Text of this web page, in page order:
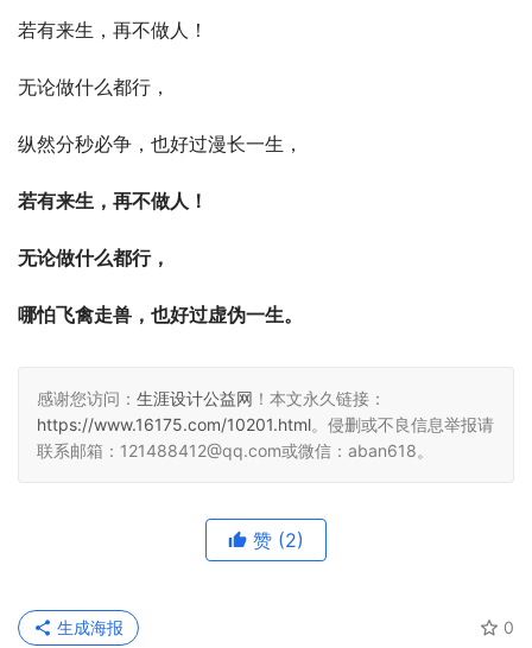
若有来生，再不做人！
无论做什么都行，
纵然分秒必争，也好过漫长一生，
若有来生，再不做人！
无论做什么都行，
哪怕飞禽走兽，也好过虚伪一生。
感谢您访问： 生涯设计公益网 ！本文永久链接：
https://www.16175.com/10201.html。侵删或不良信息举报请
联系邮箱：121488412@qq.com或微信：aban618。
赞 (2)
0
生成海报